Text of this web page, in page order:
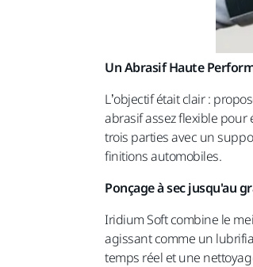
Un Abrasif Haute
L’objectif était clair :
abrasif assez flexible
trois parties avec un
finitions automobiles.
Ponçage à sec jusqu'au
Iridium Soft combine le
agissant comme un
temps réel et une